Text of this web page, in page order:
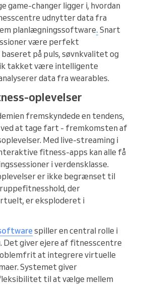
game-changer ligger i, hvordan
udnytter data fra
planlægningssoftware. Snart
være perfekt
på puls, søvnkvalitet og
takket være intelligente
data fra wearables.
oplevelser
fremskyndede en tendens,
ved at tage fart - fremkomsten af
Med live-streaming i
fitness-apps kan alle få
i verdensklasse.
er ikke begrænset til
der
er eksploderet i
spiller en central rolle i
Det giver ejere af fitnesscentre
at integrere virtuelle
Systemet giver
til at vælge mellem